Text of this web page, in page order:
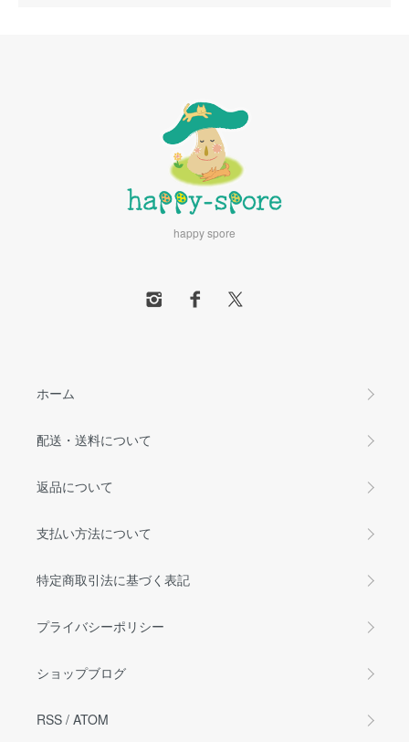
happy spore
ホーム
配送・送料について
返品について
支払い方法について
特定商取引法に基づく表記
プライバシーポリシー
ショップブログ
RSS / ATOM